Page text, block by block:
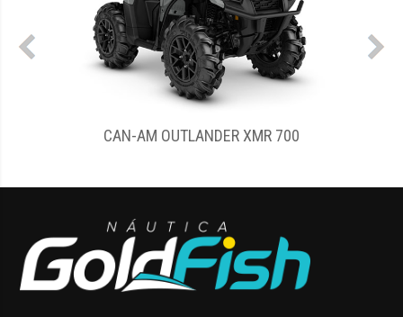
CAN-AM OUTLANDER MAX DPS 500